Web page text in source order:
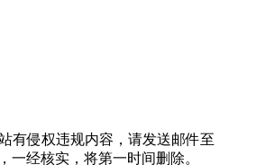
有侵权违规内容，请发送邮件至
一经核实，将第一时间删除。